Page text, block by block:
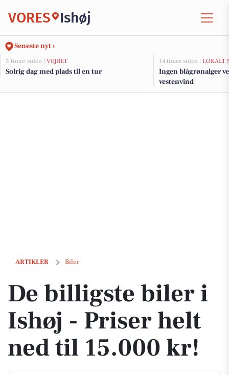
VORES Ishøj
Seneste nyt ›
3 timer siden | VEJRET
Solrig dag med plads til en tur
14 timer siden | LOKALT
Ingen blågrønalger
vestenvind
ARTIKLER Biler
De billigste biler i Ishøj - Priser helt ned til 15.000 kr!
De billigste biler i
Ishøj - Priser helt
ned til 15.000 kr!